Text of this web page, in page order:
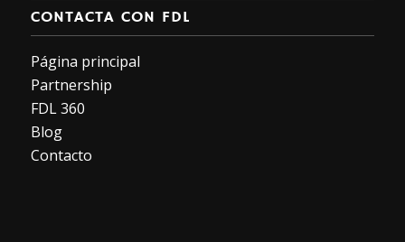
CONTACTA CON FDL
Página principal
Partnership
FDL 360
Blog
Contacto